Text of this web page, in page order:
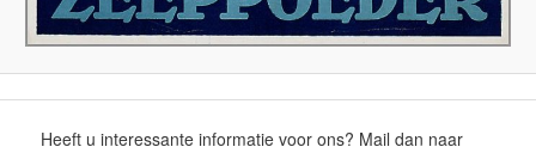
Heeft u interessante informatie voor ons? Mail dan naar